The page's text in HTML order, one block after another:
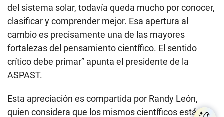
del sistema solar, todavía queda mucho por conocer,
clasificar y comprender mejor. Esa apertura al
cambio es precisamente una de las mayores
fortalezas del pensamiento científico. El sentido
crítico debe primar” apunta el presidente de la
ASPAST.
Esta apreciación es compartida por Randy León,
quien considera que los mismos científicos están